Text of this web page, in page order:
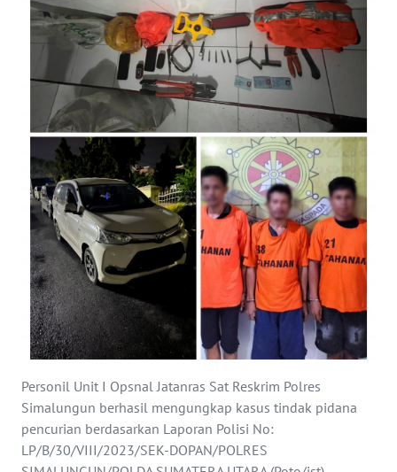
Personil Unit I Opsnal Jatanras Sat Reskrim Polres
Simalungun berhasil mengungkap kasus tindak pidana
pencurian berdasarkan Laporan Polisi No:
LP/B/30/VIII/2023/SEK-DOPAN/POLRES
INDEKS
BERITA
KONTAK
INFO
IKLAN
TENTANG
KAMI
PEDOMAN
MEDIA
SIBER
REDAKSI
KARIR
DISCLAIMER